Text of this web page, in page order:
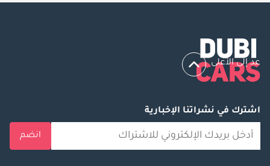
عد إلى الأعلى
اشترك في نشراتنا الإخبارية
انضم